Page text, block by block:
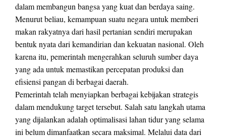
dalam membangun bangsa yang kuat dan berdaya saing.
Menurut beliau, kemampuan suatu negara untuk memberi
makan rakyatnya dari hasil pertanian sendiri merupakan
bentuk nyata dari kemandirian dan kekuatan nasional. Oleh
karena itu, pemerintah mengerahkan seluruh sumber daya
yang ada untuk memastikan percepatan produksi dan
efisiensi pangan di berbagai daerah.
Pemerintah telah menyiapkan berbagai kebijakan strategis
dalam mendukung target tersebut. Salah satu langkah utama
yang dijalankan adalah optimalisasi lahan tidur yang selama
ini belum dimanfaatkan secara maksimal. Melalui data dari